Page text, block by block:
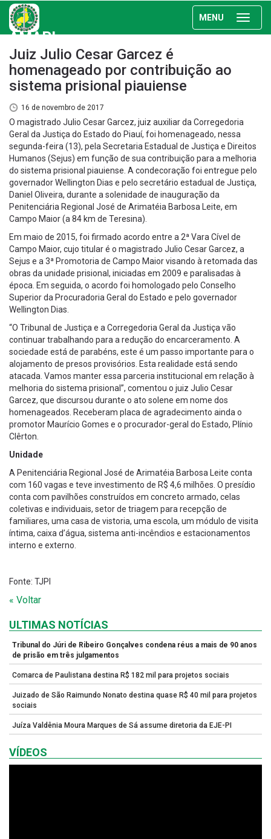
MENU
AMAPI
Juiz Julio Cesar Garcez é
homenageado por contribuição ao
sistema prisional piauiense
16 de novembro de 2017
O magistrado Julio Cesar Garcez, juiz auxiliar da Corregedoria
Geral da Justiça do Estado do Piauí, foi homenageado, nessa
segunda-feira (13), pela Secretaria Estadual de Justiça e Direitos
Humanos (Sejus) em função de sua contribuição para a melhoria
do sistema prisional piauiense. A condecoração foi entregue pelo
governador Wellington Dias e pelo secretário estadual de Justiça,
Daniel Oliveira, durante a solenidade de inauguração da
Penitenciária Regional José de Arimatéia Barbosa Leite, em
Campo Maior (a 84 km de Teresina).
Em maio de 2015, foi firmado acordo entre a 2ª Vara Cível de
Campo Maior, cujo titular é o magistrado Julio Cesar Garcez, a
Sejus e a 3ª Promotoria de Campo Maior visando à retomada das
obras da unidade prisional, iniciadas em 2009 e paralisadas à
época. Em seguida, o acordo foi homologado pelo Conselho
Superior da Procuradoria Geral do Estado e pelo governador
Wellington Dias.
“O Tribunal de Justiça e a Corregedoria Geral da Justiça vão
continuar trabalhando para a redução do encarceramento. A
sociedade está de parabéns, este é um passo importante para o
alojamento de presos provisórios. Esta realidade está sendo
atacada. Vamos manter essa parceria institucional em relação à
melhoria do sistema prisional”, comentou o juiz Julio Cesar
Garcez, que discursou durante o ato solene em nome dos
homenageados. Receberam placa de agradecimento ainda o
promotor Maurício Gomes e o procurador-geral do Estado, Plínio
Clêrton.
Unidade
A Penitenciária Regional José de Arimatéia Barbosa Leite conta
com 160 vagas e teve investimento de R$ 4,6 milhões. O presídio
conta com pavilhões construídos em concreto armado, celas
coletivas e individuais, setor de triagem para recepção de
familiares, uma casa de vistoria, uma escola, um módulo de visita
íntima, caixa d’água, sistema anti-incêndios e estacionamentos
interno e externo.
Fonte: TJPI
« Voltar
ULTIMAS NOTÍCIAS
Tribunal do Júri de Ribeiro Gonçalves condena réus a mais de 90 anos
de prisão em três julgamentos
Comarca de Paulistana destina R$ 182 mil para projetos sociais
Juizado de São Raimundo Nonato destina quase R$ 40 mil para projetos
sociais
Juíza Valdênia Moura Marques de Sá assume diretoria da EJE-PI
VÍDEOS